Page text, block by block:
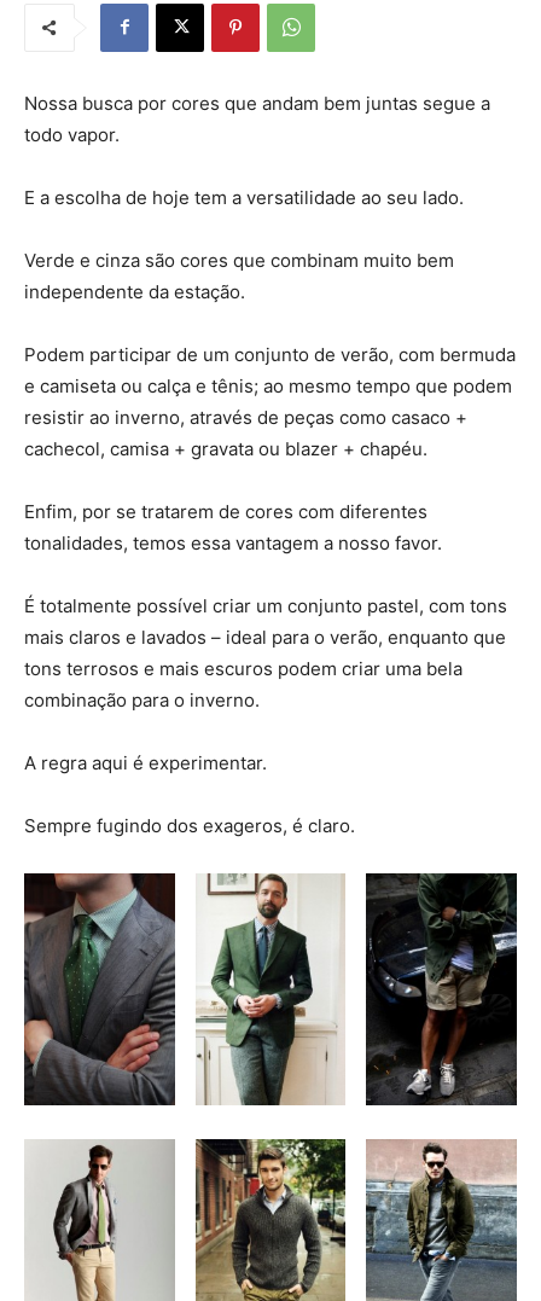
Nossa busca por cores que andam bem juntas segue a
todo vapor.
E a escolha de hoje tem a versatilidade ao seu lado.
Verde e cinza são cores que combinam muito bem
independente da estação.
Podem participar de um conjunto de verão, com bermuda
e camiseta ou calça e tênis; ao mesmo tempo que podem
resistir ao inverno, através de peças como casaco +
cachecol, camisa + gravata ou blazer + chapéu.
Enfim, por se tratarem de cores com diferentes
tonalidades, temos essa vantagem a nosso favor.
É totalmente possível criar um conjunto pastel, com tons
mais claros e lavados – ideal para o verão, enquanto que
tons terrosos e mais escuros podem criar uma bela
combinação para o inverno.
A regra aqui é experimentar.
Sempre fugindo dos exageros, é claro.